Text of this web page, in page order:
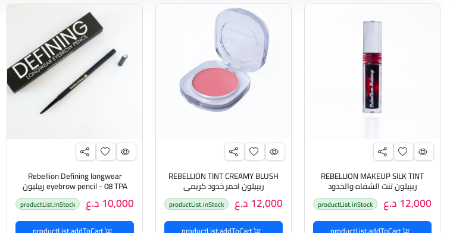
REBELLION MAKEUP SILK TINT
ريبيلون تنت الشفاه والخدود
12,000 د.ع productList.inStock
REBELLION TINT CREAMY BLUSH
ريبيلون احمر خدود كريمي
12,000 د.ع productList.inStock
Rebellion Defining longwear
eyebrow pencil - 08 TPA ربيليون
قلم رسم الحاجب 10,000 د.ع productList.inStock